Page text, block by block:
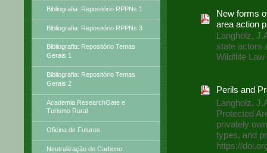
Bibliografia: Repositório RPPNs 1
Bibliografia: Repositório RPPNs 3
Bibliografia: Repositório Temas
Gerais 1
Bibliografia: Repositório Temas
Gerais 2
Academia ResearchGate e
Turismo Rural
Oficina de Futuros
Neutralização de Carbono
New forms
area action
Langholz,
state actors
Wildflife Law
Perils and
Langholz,
Protected
privately
types, and
https://